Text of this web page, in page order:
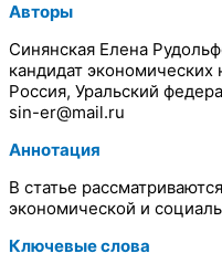
Авторы
Синянская Елена
кандидат экономических
Россия, Уральский
sin-er@mail.ru
Аннотация
В статье
экономической и
Ключевые слова